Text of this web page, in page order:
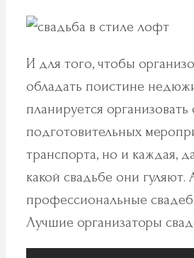
И для того, чтобы
обладать поистине
планируется
подготовительных
транспорта, но и каждая,
какой свадьбе они
профессиональные
Лучшие организаторы